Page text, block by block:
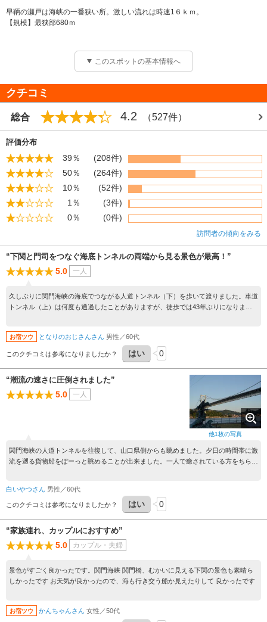
早鞆の瀬戸は海峡の一番狭い所。激しい流れは時速1６ｋｍ。
【規模】最狭部680ｍ
このスポットの基本情報へ
クチコミ
総合 4.2 （527件）
評価分布
39％
(208件)
50％
(264件)
10％
(52件)
1％
(3件)
0％
(0件)
訪問者の傾向をみる
“下関と門司をつなぐ海底トンネルの両端から見る景色が最高！”
5.0 一人
久しぶりに関門海峡の海底でつながる人道トンネル（下）を歩いて渡りました。車道
トンネル（上）は何度も通過したことがありますが、徒歩では43年ぶりになりま
ます。約800メートル、15分で渡れます。通行料は無料。
お宿ツウ となりのおじさんさん 男性／60代
このクチコミは参考になりましたか？ はい 0
他1枚の写真
“潮流の速さに圧倒されました”
5.0 一人
関門海峡の人道トンネルを往復して、山口県側からも眺めました。夕日の時間帯に激
流を遡る貨物船をぼーっと眺めることが出来ました。一人で癒されている方をちらほ
白いやつさん 男性／60代
このクチコミは参考になりましたか？ はい 0
“家族連れ、カップルにおすすめ”
5.0 カップル・夫婦
景色がすごく良かったです。関門海峡 関門橋、むかいに見える下関の景色も素晴ら
しかったです お天気が良かったので、海も行き交う船か見えたりして 良かったです
お宿ツウ かんちゃんさん 女性／50代